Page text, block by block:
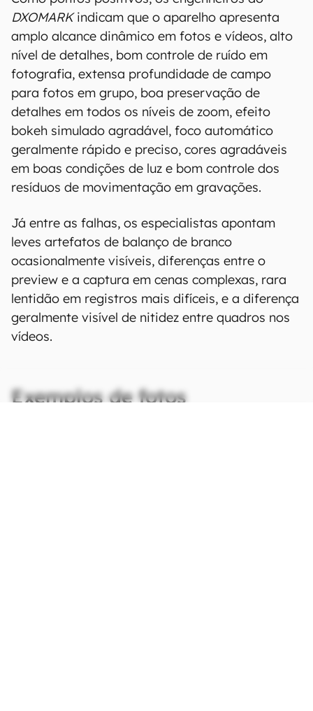
DXOMARKindicam que o aparelho apresenta
amplo alcance dinâmico em fotos e vídeos, alto
nível de detalhes, bom controle de ruído em
fotografia, extensa profundidade de campo
para fotos em grupo, boa preservação de
detalhes em todos os níveis de zoom, efeito
bokeh simulado agradável, foco automático
geralmente rápido e preciso, cores agradáveis
em boas condições de luz e bom controle dos
resíduos de movimentação em gravações.
Já entre as falhas, os especialistas apontam
leves artefatos de balanço de branco
ocasionalmente visíveis, diferenças entre o
preview e a captura em cenas complexas, rara
lentidão em registros mais difíceis, e a diferença
geralmente visível de nitidez entre quadros nos
vídeos.
Exemplos de fotos